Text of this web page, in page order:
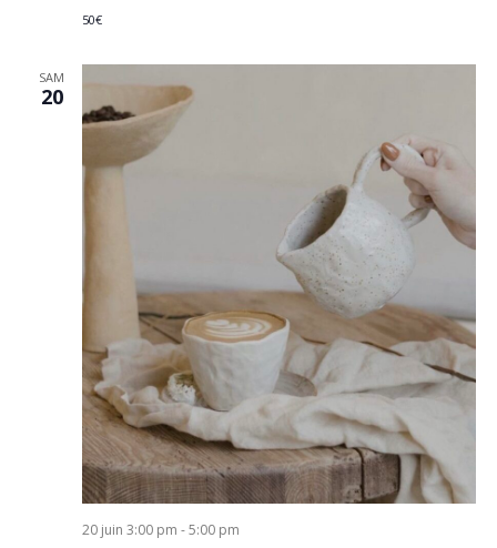
50€
SAM
20
20 juin 3:00 pm -5:00 pm